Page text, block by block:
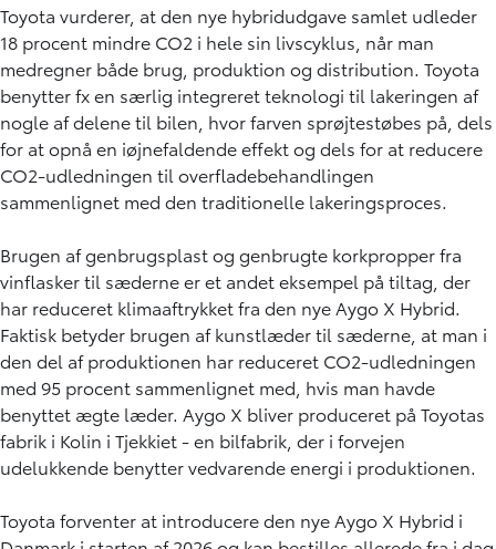
Toyota vurderer, at den nye hybridudgave samlet udleder
18 procent mindre CO2 i hele sin livscyklus, når man
medregner både brug, produktion og distribution. Toyota
benytter fx en særlig integreret teknologi til lakeringen af
nogle af delene til bilen, hvor farven sprøjtestøbes på, dels
for at opnå en iøjnefaldende effekt og dels for at reducere
CO2-udledningen til overfladebehandlingen
sammenlignet med den traditionelle lakeringsproces.
Brugen af genbrugsplast og genbrugte korkpropper fra
vinflasker til sæderne er et andet eksempel på tiltag, der
har reduceret klimaaftrykket fra den nye Aygo X Hybrid.
Faktisk betyder brugen af kunstlæder til sæderne, at man i
den del af produktionen har reduceret CO2-udledningen
med 95 procent sammenlignet med, hvis man havde
benyttet ægte læder. Aygo X bliver produceret på Toyotas
fabrik i Kolin i Tjekkiet - en bilfabrik, der i forvejen
udelukkende benytter vedvarende energi i produktionen.
Toyota forventer at introducere den nye Aygo X Hybrid i